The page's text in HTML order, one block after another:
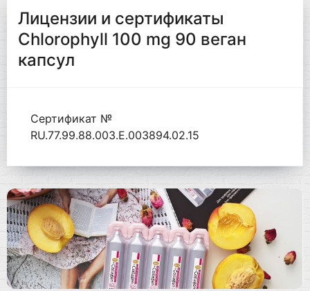
Лицензии и сертификаты
Chlorophyll 100 mg 90 веган
капсул
Сертификат №
RU.77.99.88.003.Е.003894.02.15